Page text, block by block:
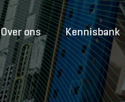
Over ons Kennisbank